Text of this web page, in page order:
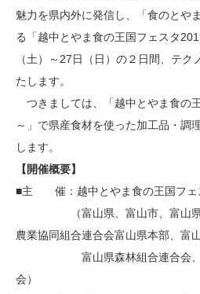
魅力を県内外に発信し、「食のとや
る「越中とやま食の王国フェスタ
（土）～27日（日）の２日間、テ
たします。
つきましては、「越中とやま食の
～」で県産食材を使った加工品・調
します。
【開催概要】
■主 催：越中とやま食の王国フェ
（富山県、富山市、富山
農業協同組合連合会富山県本部、富
富山県森林組合連合会
会）